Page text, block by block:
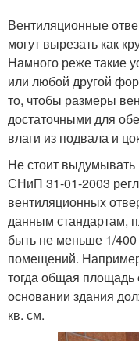
Вентиляционные
могут вырезать как
Намного реже такие
или любой другой
то, чтобы размеры
достаточными для
влаги из подвала и
Не стоит
СНиП 31-01-2003
вентиляционных
данным стандартам,
быть не меньше 1/
помещений.
тогда общая площадь
основании здания
кв. см.